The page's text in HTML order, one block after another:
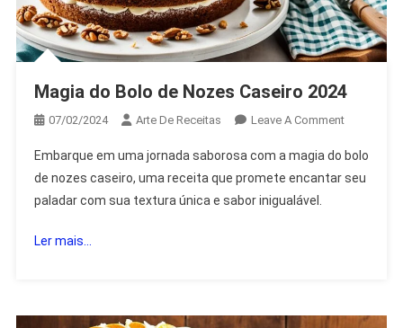
Magia do Bolo de Nozes Caseiro 2024
07/02/2024 Arte De Receitas Leave A CommentOn
Do
Bolo
Embarque em uma jornada saborosa com a magia do bolo
de nozes caseiro, uma receita que promete encantar seu
paladar com sua textura única e sabor inigualável.
Ler mais...